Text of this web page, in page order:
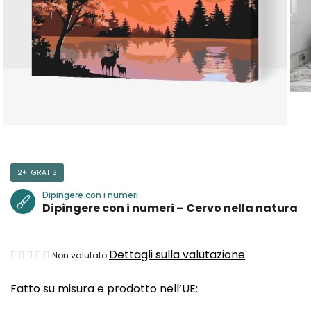
Fatto su misura e prodotto nell’UE:
2+1 GRATIS
Dipingere con i numeri
Dipingere con i numeri – Cervo nella natura
La
media
Non valutato Dettagli sulla valutazione